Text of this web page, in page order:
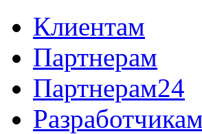
Клиентам
Партнерам
Партнерам24
Разработчикам